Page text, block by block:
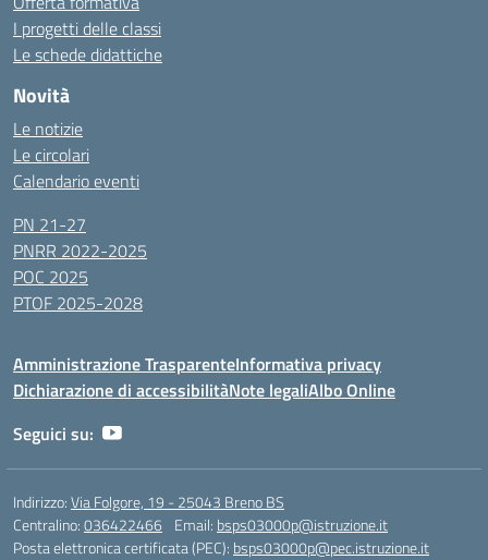
I progetti delle classi
Le schede didattiche
Novità
Le notizie
Le circolari
Calendario eventi
PN 21-27
PNRR 2022-2025
POC 2025
PTOF 2025-2028
Amministrazione TrasparenteInformativa privacy
Dichiarazione di accessibilitàNote legaliAlbo Online
Seguici su:
Indirizzo:Via Folgore, 19 - 25043 Breno BS
Centralino:036422466 Email: bsps03000p@istruzione.it
Posta elettronica certificata (PEC): bsps03000p@pec.istruzione.it